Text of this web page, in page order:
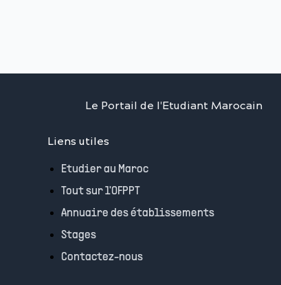
Le Portail de l'Etudiant Marocain
Liens utiles
Etudier au Maroc
Tout sur l'OFPPT
Annuaire des établissements
Stages
Contactez-nous